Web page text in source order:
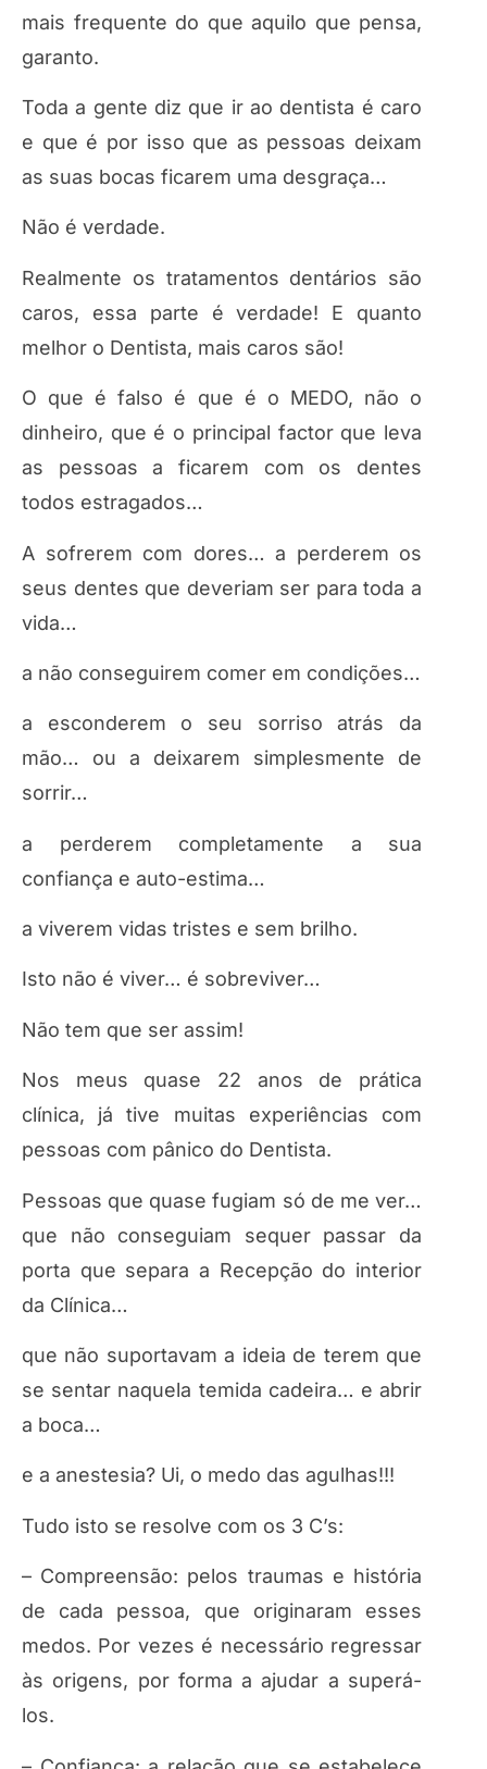
mais frequente do que aquilo que pensa,
garanto.
Toda a gente diz que ir ao dentista é caro
e que é por isso que as pessoas deixam
as suas bocas ficarem uma desgraça…
Não é verdade.
Realmente os tratamentos dentários são
caros, essa parte é verdade! E quanto
melhor o Dentista, mais caros são!
O que é falso é que é o MEDO, não o
dinheiro, que é o principal factor que leva
as pessoas a ficarem com os dentes
todos estragados…
A sofrerem com dores… a perderem os
seus dentes que deveriam ser para toda a
vida…
a não conseguirem comer em condições…
a esconderem o seu sorriso atrás da
mão… ou a deixarem simplesmente de
sorrir…
a perderem completamente a sua
confiança e auto-estima…
a viverem vidas tristes e sem brilho.
Isto não é viver… é sobreviver…
Não tem que ser assim!
Nos meus quase 22 anos de prática
clínica, já tive muitas experiências com
pessoas com pânico do Dentista.
Pessoas que quase fugiam só de me ver…
que não conseguiam sequer passar da
porta que separa a Recepção do interior
da Clínica…
que não suportavam a ideia de terem que
se sentar naquela temida cadeira… e abrir
a boca…
e a anestesia? Ui, o medo das agulhas!!!
Tudo isto se resolve com os 3 C’s:
– Compreensão: pelos traumas e história
de cada pessoa, que originaram esses
medos. Por vezes é necessário regressar
às origens, por forma a ajudar a superá-
los.